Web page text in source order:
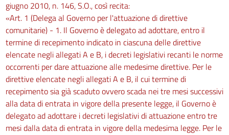
giugno 2010, n. 146, S.O., così recita:
«Art. 1 (Delega al Governo per l'attuazione di direttive
comunitarie) - 1. Il Governo è delegato ad adottare, entro il
termine di recepimento indicato in ciascuna delle direttive
elencate negli allegati A e B, i decreti legislativi recanti le norme
occorrenti per dare attuazione alle medesime direttive. Per le
direttive elencate negli allegati A e B, il cui termine di
recepimento sia già scaduto ovvero scada nei tre mesi successivi
alla data di entrata in vigore della presente legge, il Governo è
delegato ad adottare i decreti legislativi di attuazione entro tre
mesi dalla data di entrata in vigore della medesima legge. Per le